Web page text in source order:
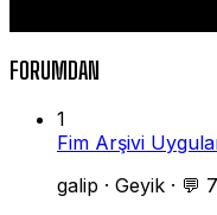
FORUMDAN
1
Fim Arşivi
galip · Geyik · 💬 7